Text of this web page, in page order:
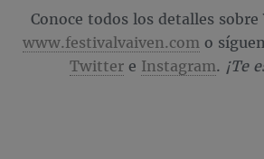
Conoce todos los detalles sobre
www.festivalvaiven.com o
Twittere Instagram. ¡Te